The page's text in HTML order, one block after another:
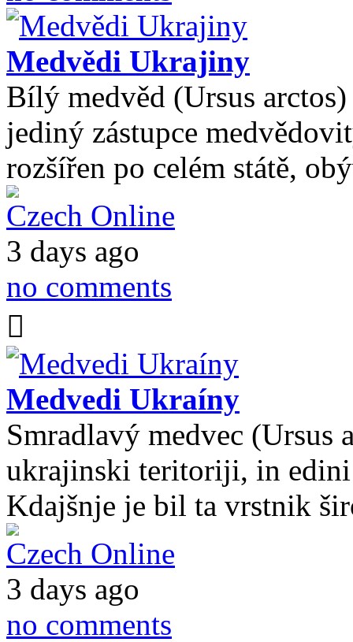
Medvědi Ukrajiny
Bílý medvěd (Ursus
jediný zástupce
rozšířen po celém státě,
Czech Online
3 days ago
no comments
Medvedi Ukraíny
Smradlavý medvec
ukrajinski teritoriji, in edini
Kdajšnje je bil ta vrstnik
Czech Online
3 days ago
no comments